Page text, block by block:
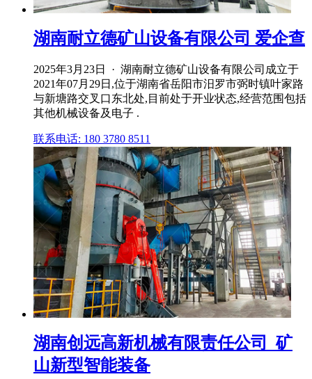
湖南耐立德矿山设备有限公司 爱企查
2025年3月23日 · 湖南耐立德矿山设备有限公司成立于
2021年07月29日,位于湖南省岳阳市汨罗市弼时镇叶家路
与新塘路交叉口东北处,目前处于开业状态,经营范围包括
其他机械设备及电子 .
联系电话: 180 3780 8511
湖南创远高新机械有限责任公司_矿
山新型智能装备